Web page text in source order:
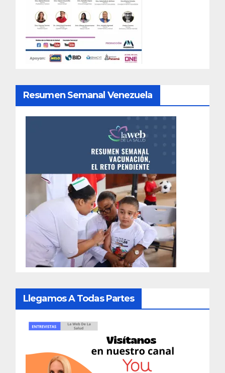
Resumen Semanal Venezuela
Llegamos A Todas Partes